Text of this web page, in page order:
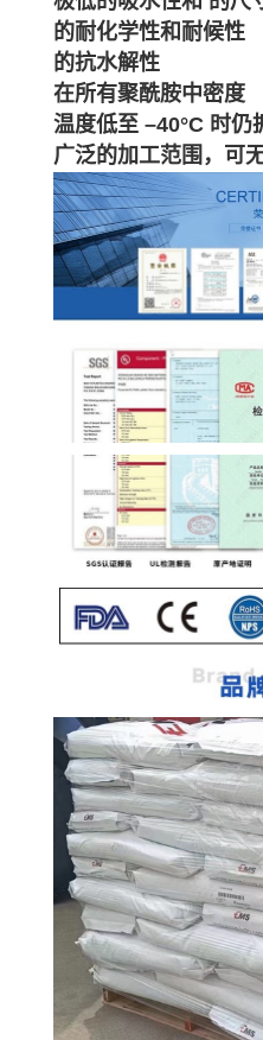
的耐化学性和耐候性
的抗水解性
在所有聚酰胺中密度
温度低至 –40°C 时仍
广泛的加工范围，可